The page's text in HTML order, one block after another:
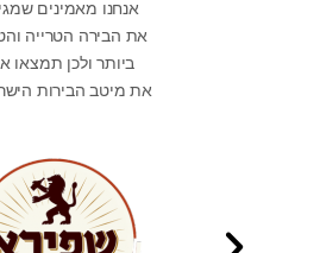
אנחנו מאמינים
את הבירה הטרייה
ביותר ולכן תמצאו
את מיטב הבירות